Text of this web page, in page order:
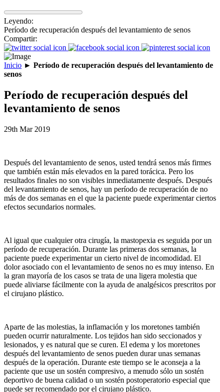
Leyendo:
Período de recuperación después del levantamiento de senos
Compartir:
Inicio ► Período de recuperación después del levantamiento de
senos
Período de recuperación después del
levantamiento de senos
29th Mar 2019
Después del levantamiento de senos, usted tendrá senos más firmes
que también están más elevados en la pared torácica. Pero los
resultados finales no son visibles inmediatamente después. Después
del levantamiento de senos, hay un período de recuperación de no
más de dos semanas en el que la paciente puede experimentar ciertos
efectos secundarios normales.
Al igual que cualquier otra cirugía, la mastopexia es seguida por un
período de recuperación. Durante las primeras dos semanas, la
paciente puede experimentar un cierto nivel de incomodidad. El
dolor asociado con el levantamiento de senos no es muy intenso. En
la gran mayoría de los casos se trata de una ligera molestia que
puede aliviarse fácilmente con la ayuda de analgésicos prescritos por
el cirujano plástico.
Aparte de las molestias, la inflamación y los moretones también
pueden ocurrir naturalmente. Los tejidos han sido seccionados y
lesionados, y es natural que se curen. El edema y los moretones
después del levantamiento de senos pueden durar unas semanas
después de la operación. Durante este tiempo se le aconseja a la
paciente que use un sostén compresivo, a menudo sólo un sostén
deportivo de buena calidad o un sostén postoperatorio especial que
puede ser recomendado por el cirujano plástico.